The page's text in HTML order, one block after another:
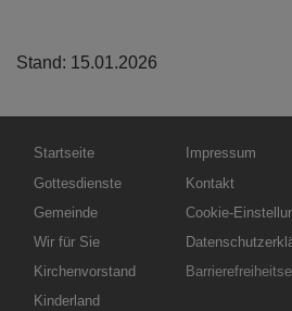
Stand: 15.01.2026
Hauptnavigation
Startseite
Gottesdienste
Gemeinde
Wir für Sie
Kirchenvorstand
Kinderland
Impressum
Kontakt
Cookie-